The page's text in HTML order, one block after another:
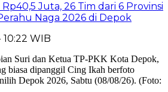
Juta, 26 Tim dari 6 Provinsi
Naga 2026 di Depok
10:22 WIB